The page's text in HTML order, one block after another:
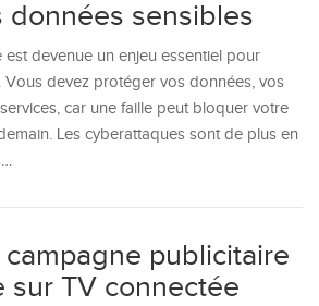
données sensibles
est devenue un enjeu essentiel pour
Vous devez protéger vos données, vos
car une faille peut bloquer votre
Les cyberattaques sont de plus en
campagne publicitaire
sur TV connectée